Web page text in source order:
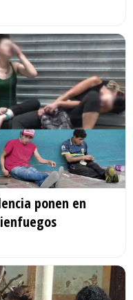
ponen en